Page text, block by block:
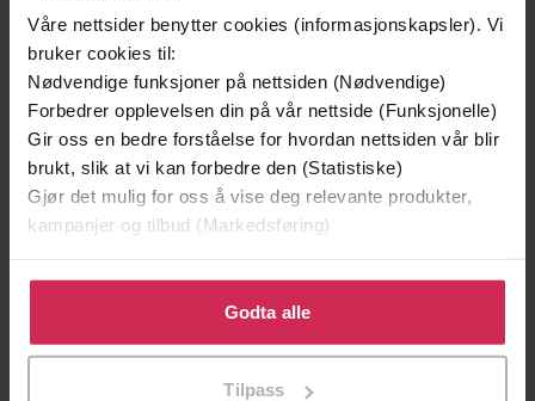
Våre nettsider benytter cookies (informasjonskapsler). Vi
bruker cookies til:
Nødvendige funksjoner på nettsiden (Nødvendige)
Forbedrer opplevelsen din på vår nettside (Funksjonelle)
Gir oss en bedre forståelse for hvordan nettsiden vår blir
brukt, slik at vi kan forbedre den (Statistiske)
Gjør det mulig for oss å vise deg relevante produkter,
kampanjer og tilbud (Markedsføring)
Klikk på «Godta alle» for å gi oss ditt samtykke til å
bruke cookies for alle disse formålene. Du kan også
tilpasse ditt samtykke til spesifikke formål ved å klikke
Godta alle
Tilpass
199,-
Jo Nesbø
Jørn Lier Horst